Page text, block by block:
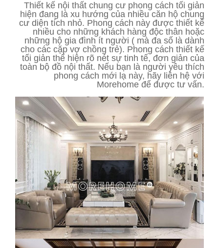
Thiết kế nội thất chung cư phong cách tối giản
hiện đang là xu hướng của nhiều căn hộ chung
cư diện tích nhỏ. Phong cách này được thiết kế
nhiều cho những khách hàng độc thân hoặc
những hộ gia đình ít người ( mà đa số là dành
cho các cặp vợ chồng trẻ). Phong cách thiết kế
tối giản thể hiện rõ nét sự tinh tế, đơn giản của
toàn bộ đồ nội thất. Nếu bạn là người yêu thích
phong cách mới lạ này, hãy liên hệ với
Morehome để được tư vấn.